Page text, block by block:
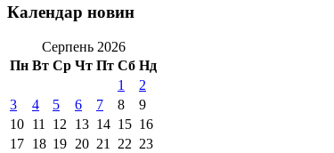
Календар новин
Серпень 2026
Пн Вт Ср Чт Пт Сб Нд
1
2
3
4 5 6 7 8
9
10 11 12 13 14 15 16
17 18 19 20 21 22 23